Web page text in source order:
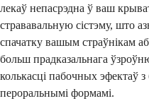
лекаў непасрэдна ў ваш
стрававальную сістэму, што
спачатку вашым страўнікам
больш прадказальнага
колькасці пабочных эфектаў
пероральнымі формамі.